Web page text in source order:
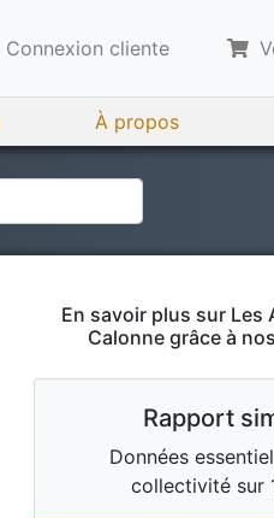
Connexion cliente
À propos
En savoir plus sur Les
Calonnegrâce à
Rapport
Données
collectivité sur